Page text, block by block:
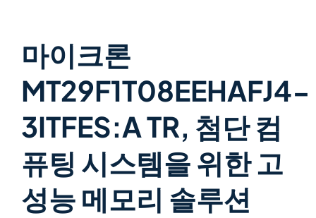
마이크론
MT29F1T08EEHAFJ4-
3ITFES:A TR, 첨단 컴
퓨팅 시스템을 위한 고
성능 메모리 솔루션